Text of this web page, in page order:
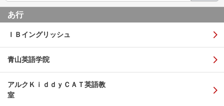
あ行
ＩＢイングリッシュ
青山英語学院
アルクＫｉｄｄｙＣＡＴ英語教
室